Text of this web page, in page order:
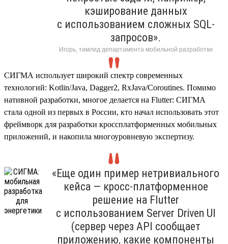
кэширование данных
с использованием сложных SQL-
запросов».
Игорь, тимлид департамента мобильной разработки
СИГМА использует широкий спектр современных
технологий: Kotlin/Java, Dagger2, RxJava/Coroutines. Помимо
нативной разработки, многое делается на Flutter: СИГМА
стала одной из первых в России, кто начал использовать этот
фреймворк для разработки кроссплатформенных мобильных
приложений, и накопила многоуровневую экспертизу.
«Еще один пример нетривиального
кейса — кросс-платформенное
решение на Flutter
с использованием Server Driven UI
(сервер через API сообщает
приложению, какие компоненты